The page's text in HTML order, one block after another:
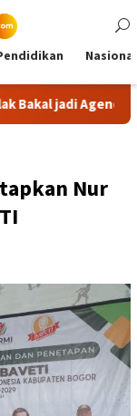
Nasional
Tahunan
Nur